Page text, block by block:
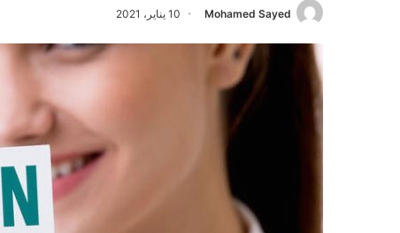
Mohamed Sayed 10 يناير، 2021